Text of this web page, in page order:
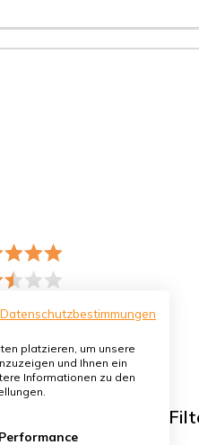
DN 100 -
Datenschutzbestimmungen
platzieren, um unsere
und Ihnen ein
Informationen zu den
Performance